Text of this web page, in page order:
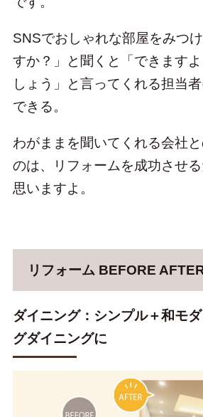
SNSでおしゃれな部屋をみつ
すか？」と聞くと「できます
しょう」と言ってくれる担当
できる。
わがままを聞いてくれる会社
のは、リフォームを成功させ
思いますよ。
リフォーム BEFORE
ダイニング：シンプル＋和モ
グダイニングに